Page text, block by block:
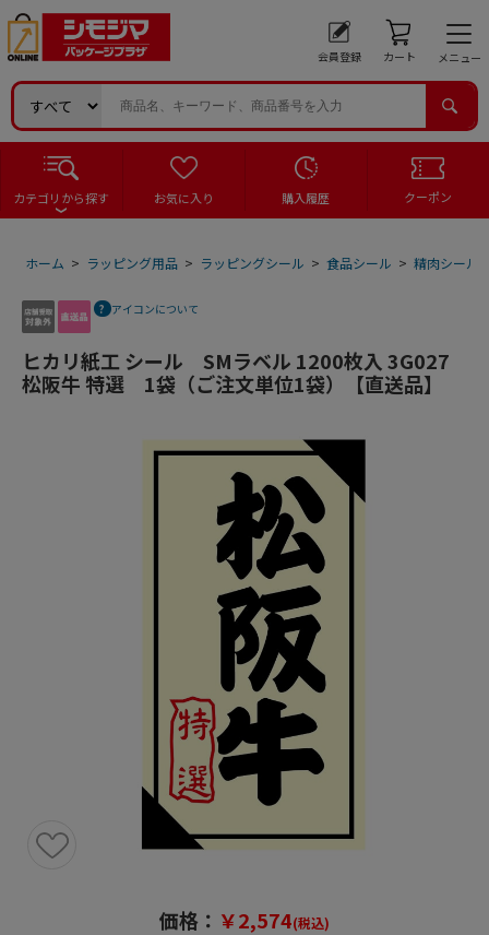
会員登録 カート メニュー
カテゴリから探す お気に入り 購入履歴 クーポン
ホーム > ラッピング用品 > ラッピングシール > 食品シール > 精肉シール
アイコンについて
ヒカリ紙工 シール SMラベル 1200枚入 3G027
松阪牛 特選 1袋（ご注文単位1袋）【直送品】
価格： ￥2,574(税込)